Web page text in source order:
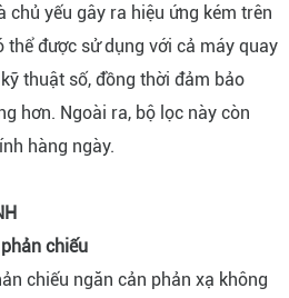
chủ yếu gây ra hiệu ứng kém trên
thể được sử dụng với cả máy quay
thuật số, đồng thời đảm bảo
hơn. Ngoài ra, bộ lọc này còn
hàng ngày.
chiếu
chiếu ngăn cản phản xạ không